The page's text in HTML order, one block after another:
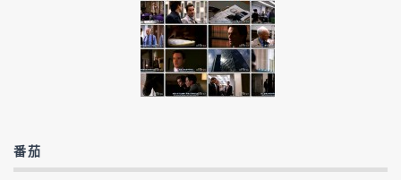
番茄